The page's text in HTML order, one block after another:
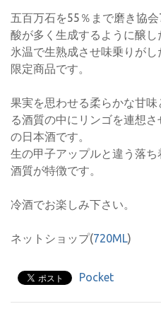
五百万石を55％まで磨き協
酸が多く生成するように醸し
氷温で生熟成させ味乗りが
限定商品です。
果実を思わせる柔らかな甘
る酒質の中にリンゴを連想
の日本酒です。
生の甲子アップルと違う落
酒質が特徴です。
冷酒でお楽しみ下さい。
ネットショップ(720ML)
Pocket